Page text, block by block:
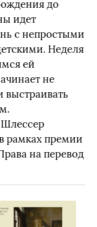
до
идет
с непростыми
Неделя
ей
не
выстраивать
Шлессер
рамках премии
на перевод